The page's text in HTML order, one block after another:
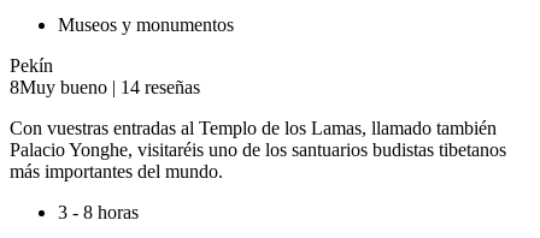
Museos y monumentos
Pekín
8Muy bueno | 14 reseñas
Con vuestras entradas al Templo de los Lamas, llamado también
Palacio Yonghe, visitaréis uno de los santuarios budistas tibetanos
más importantes del mundo.
3 - 8 horas